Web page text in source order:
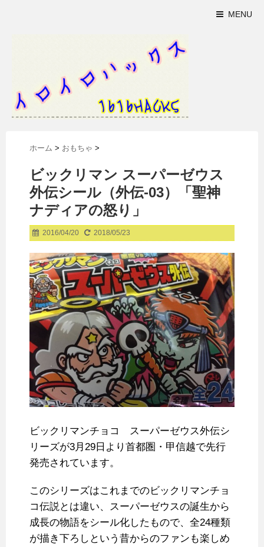
MENU
ホーム > おもちゃ >
ビックリマン スーパーゼウス
外伝シール（外伝-03）「聖神
ナディアの怒り」
2016/04/20 2018/05/23
ビックリマンチョコ スーパーゼウス外伝シ
リーズが3月29日より首都圏・甲信越で先行
発売されています。
このシリーズはこれまでのビックリマンチョ
コ伝説とは違い、スーパーゼウスの誕生から
成長の物語をシール化したもので、全24種類
が描き下ろしという昔からのファンも楽しめ